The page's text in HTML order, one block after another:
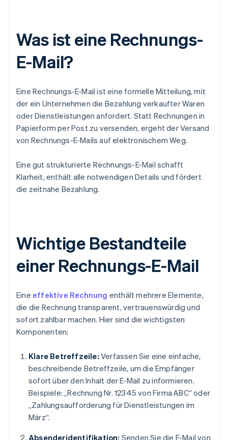
Was ist eine Rechnungs-
E-Mail?
Eine Rechnungs-E-Mail ist eine formelle Mitteilung, mit
der ein Unternehmen die Bezahlung verkaufter Waren
oder Dienstleistungen anfordert. Statt Rechnungen in
Papierform per Post zu versenden, ergeht der Versand
von Rechnungs-E-Mails auf elektronischem Weg.
Eine gut strukturierte Rechnungs-E-Mail schafft
Klarheit, enthält alle notwendigen Details und fördert
die zeitnahe Bezahlung.
Wichtige Bestandteile
einer Rechnungs-E-Mail
Eine effektive Rechnung enthält mehrere Elemente,
die die Rechnung transparent, vertrauenswürdig und
sofort zahlbar machen. Hier sind die wichtigsten
Komponenten:
Klare Betreffzeile: Verfassen Sie eine einfache,
beschreibende Betreffzeile, um die Empfänger
sofort über den Inhalt der E-Mail zu informieren.
Beispiele: „Rechnung Nr. 12345 von Firma ABC“ oder
„Zahlungsaufforderung für Dienstleistungen im
März“.
Absenderidentifikation: Senden Sie die E-Mail von